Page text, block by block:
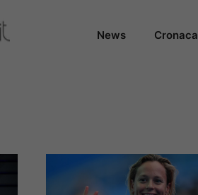
News Cronaca